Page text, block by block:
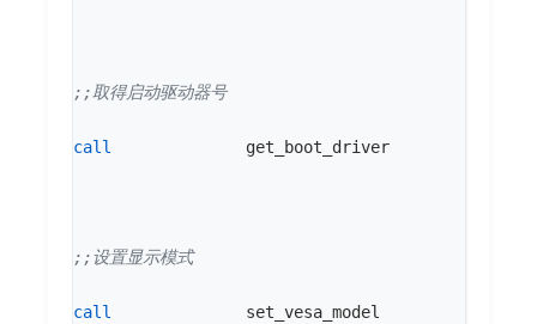
call get_boot_driver
call set_vesa_model